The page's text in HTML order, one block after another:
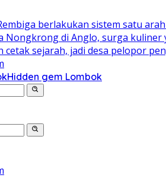
berlakukan sistem satu
Nongkrong di Anglo, surga
cetak sejarah, jadi desa pelopor
Hidden gem Lombok